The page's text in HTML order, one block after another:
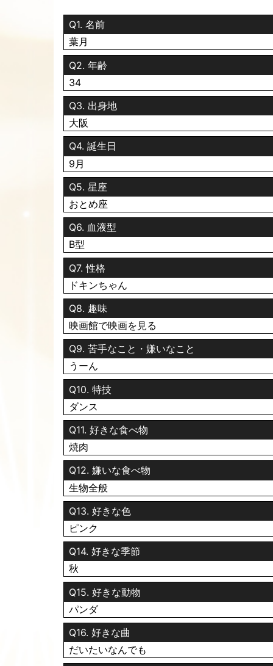
よろしくお願いしまーす🦹‍♀️💕
2026.07.31 09:39
おはよ〜ございます🙋‍♀️💕
おしり博士👩‍🎓の葉月です
オールスター⚾️みなさん見ましたか〜？？👀
選手たちがマイクをつけてプレーしてくれるか
いつもとちがって
面白かったです😆✌️
今日は金曜日だけど
出勤するので
変態紳士さん🕺トラ🐯ファン⚾️のみなさんよろ
2026.07.30 08:51
おしり博士👩‍🎓の葉月です
変態紳士さん🕺トラ🐯ファン⚾️のみなさん
いつも写メ日記みてくれて
ありがとうございます💕
先日、
おしり博士さんなんですよね〜？？
僕おしり自信あるんで〜（筋トレ🏋️で鍛えてる
って目をキラキラさせて言われました〜😆
そーじゃないんだけどな〜と思いながら
素晴らしい👍🍑
と判定させてもらいました😆
今日もがんばるぞぉ〜🦹‍♀️💕笑
2026.07.28 09:58
おはようございます🦹‍♀️💕
おしり博士👩‍🎓の葉月です
暑くて〜だんだん何を食べたいかわからなくな
でも、何かは食べたい〜😆
今日も19時までいます✌️
変態紳士さん🕺トラ🐯きちさん⚾️
よろしくお願いします💕
Q1. 名前
葉月
Q2. 年齢
34
Q3. 出身地
大阪
Q4. 誕生日
9月
Q5. 星座
おとめ座
Q6. 血液型
B型
Q7. 性格
ドキンちゃん
Q8. 趣味
映画館で映画を見る
Q9. 苦手なこと・嫌いなこと
うーん
Q10. 特技
ダンス
Q11. 好きな食べ物
焼肉
Q12. 嫌いな食べ物
生物全般
Q13. 好きな色
ピンク
Q14. 好きな季節
秋
Q15. 好きな動物
パンダ
Q16. 好きな曲
だいたいなんでも